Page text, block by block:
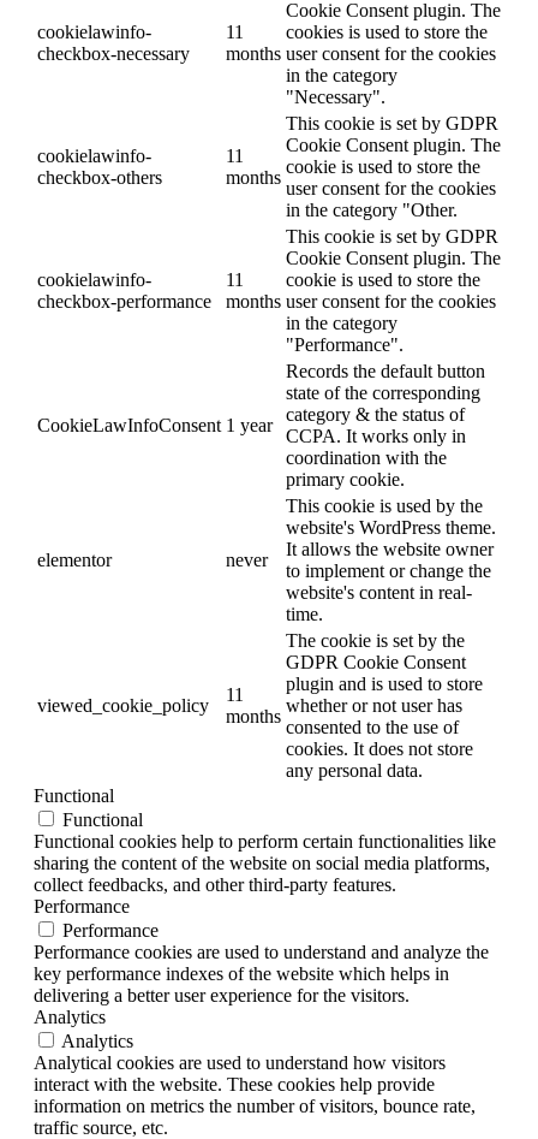
cookielawinfo-
checkbox-necessary
11
months
Cookie Consent plugin. The
cookies is used to store the
user consent for the cookies
in the category
"Necessary".
cookielawinfo-
checkbox-others
11
months
This cookie is set by GDPR
Cookie Consent plugin. The
cookie is used to store the
user consent for the cookies
in the category "Other.
cookielawinfo-
checkbox-performance
11
months
This cookie is set by GDPR
Cookie Consent plugin. The
cookie is used to store the
user consent for the cookies
in the category
"Performance".
CookieLawInfoConsent 1 year
Records the default button
state of the corresponding
category & the status of
CCPA. It works only in
coordination with the
primary cookie.
elementor never
This cookie is used by the
website's WordPress theme.
It allows the website owner
to implement or change the
website's content in real-
time.
viewed_cookie_policy
11
months
The cookie is set by the
GDPR Cookie Consent
plugin and is used to store
whether or not user has
consented to the use of
cookies. It does not store
any personal data.
Functional
Functional
Functional cookies help to perform certain functionalities like
sharing the content of the website on social media platforms,
collect feedbacks, and other third-party features.
Performance
Performance
Performance cookies are used to understand and analyze the
key performance indexes of the website which helps in
delivering a better user experience for the visitors.
Analytics
Analytics
Analytical cookies are used to understand how visitors
interact with the website. These cookies help provide
information on metrics the number of visitors, bounce rate,
traffic source, etc.